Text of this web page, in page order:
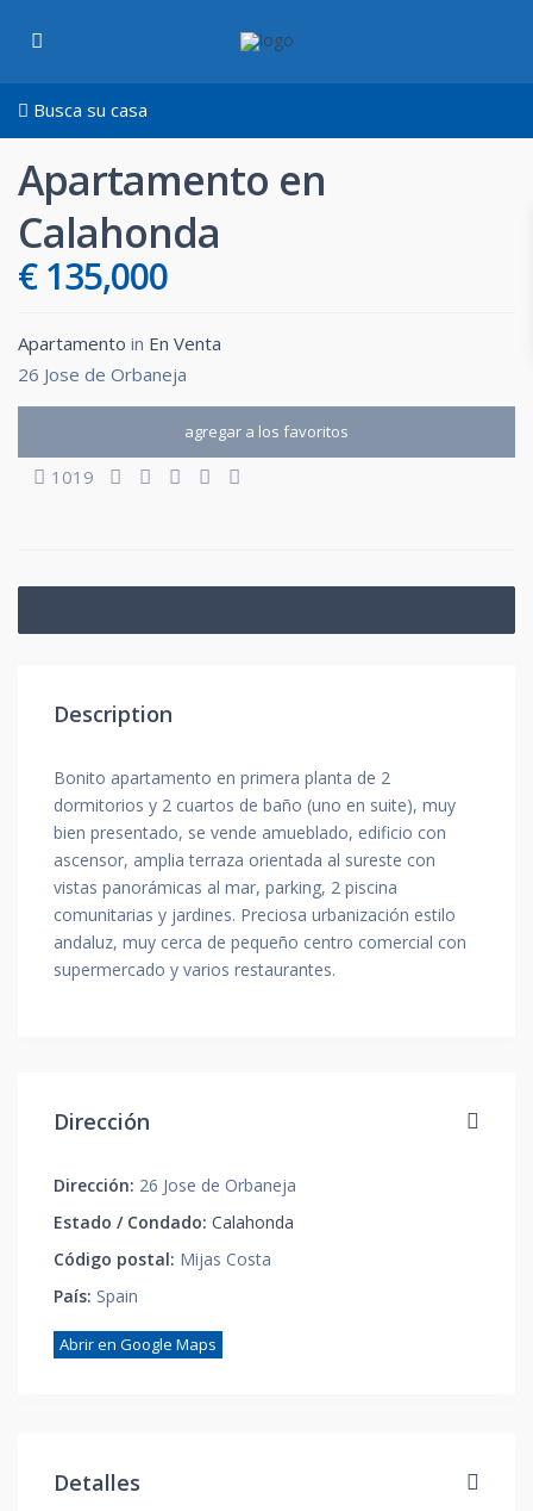
Busca su casa
Apartamento en
Calahonda
€ 135,000
Apartamento in En Venta
26 Jose de Orbaneja
agregar a los favoritos
1019
Description
Bonito apartamento en primera planta de 2
dormitorios y 2 cuartos de baño (uno en suite), muy
bien presentado, se vende amueblado, edificio con
ascensor, amplia terraza orientada al sureste con
vistas panorámicas al mar, parking, 2 piscina
comunitarias y jardines. Preciosa urbanización estilo
andaluz, muy cerca de pequeño centro comercial con
supermercado y varios restaurantes.
Dirección
Dirección: 26 Jose de Orbaneja
Estado / Condado: Calahonda
Código postal: Mijas Costa
País: Spain
Abrir en Google Maps
Detalles